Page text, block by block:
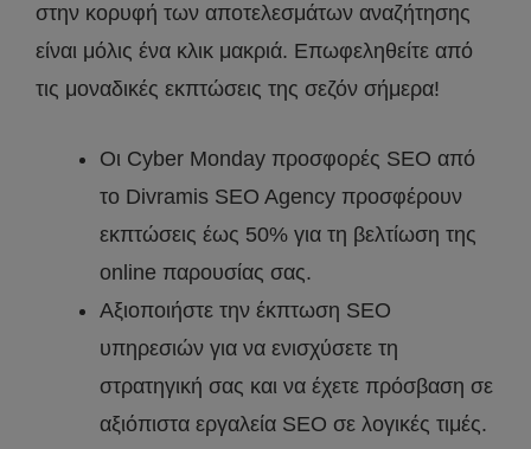
στην κορυφή των αποτελεσμάτων αναζήτησης
είναι μόλις ένα κλικ μακριά. Επωφεληθείτε από
τις μοναδικές εκπτώσεις της σεζόν σήμερα!
Οι Cyber Monday προσφορές SEO από
το Divramis SEO Agency προσφέρουν
εκπτώσεις έως 50% για τη βελτίωση της
online παρουσίας σας.
Αξιοποιήστε την έκπτωση SEO
υπηρεσιών για να ενισχύσετε τη
στρατηγική σας και να έχετε πρόσβαση σε
αξιόπιστα εργαλεία SEO σε λογικές τιμές.